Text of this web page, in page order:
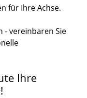
für Ihre Achse.
- vereinbaren Sie
Ihre